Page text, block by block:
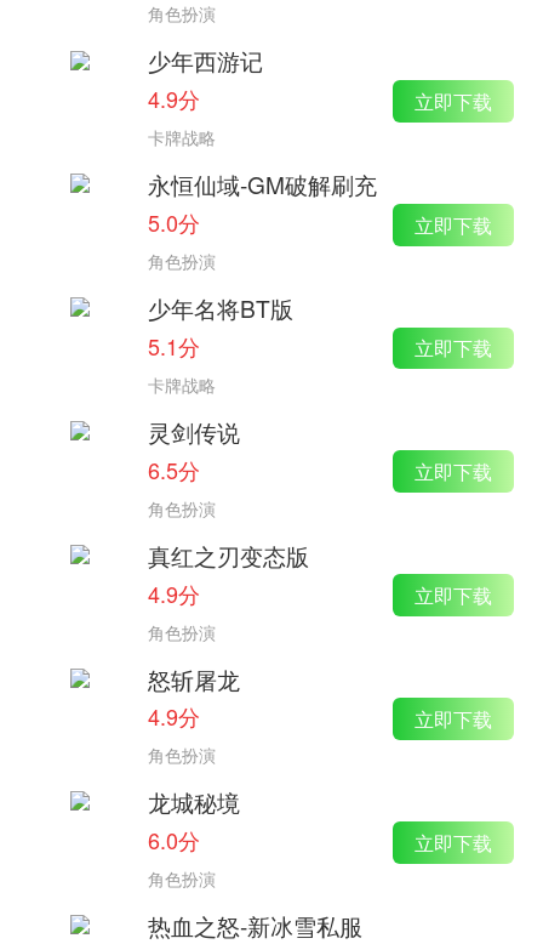
角色扮演
少年西游记
4.9分
卡牌战略
立即下载
永恒仙域-GM破解刷充
5.0分
角色扮演
立即下载
少年名将BT版
5.1分
卡牌战略
立即下载
灵剑传说
6.5分
角色扮演
立即下载
真红之刃变态版
4.9分
角色扮演
立即下载
怒斩屠龙
4.9分
角色扮演
立即下载
龙城秘境
6.0分
角色扮演
立即下载
热血之怒-新冰雪私服